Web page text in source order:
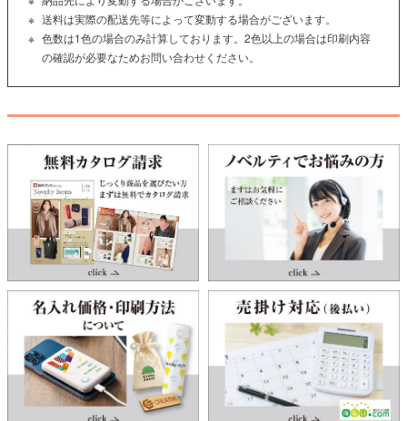
送料は実際の配送先等によって変動する場合がございます。
色数は1色の場合のみ計算しております。2色以上の場合は印刷内容
の確認が必要なためお問い合わせください。